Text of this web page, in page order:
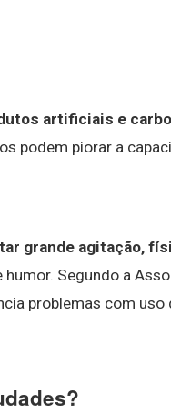
artificiais e
podem piorar a
grande agitação,
Segundo a
problemas com uso